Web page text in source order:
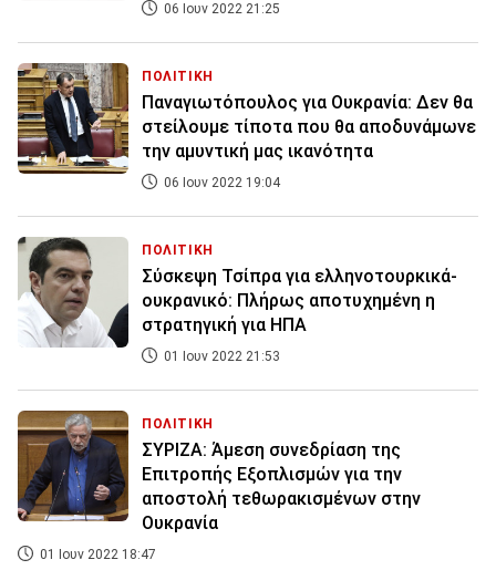
06 Ιουν 2022 21:25
ΠΟΛΙΤΙΚΗ
Παναγιωτόπουλος για Ουκρανία: Δεν θα
στείλουμε τίποτα που θα αποδυνάμωνε
την αμυντική μας ικανότητα
06 Ιουν 2022 19:04
ΠΟΛΙΤΙΚΗ
Σύσκεψη Τσίπρα για ελληνοτουρκικά-
ουκρανικό: Πλήρως αποτυχημένη η
στρατηγική για ΗΠΑ
01 Ιουν 2022 21:53
ΠΟΛΙΤΙΚΗ
ΣΥΡΙΖΑ: Άμεση συνεδρίαση της
Επιτροπής Εξοπλισμών για την
αποστολή τεθωρακισμένων στην
Ουκρανία
01 Ιουν 2022 18:47